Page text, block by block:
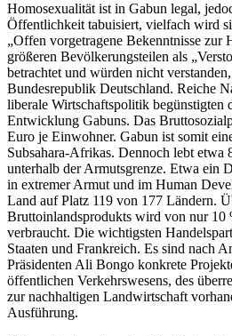
Homosexualität ist in Gabun legal,
Öffentlichkeit tabuisiert, vielfach wird
„Offen vorgetragene Bekenntnisse zur
größeren Bevölkerungsteilen als
betrachtet und würden nicht
Bundesrepublik Deutschland. Reiche
liberale Wirtschaftspolitik begünstigten
Entwicklung Gabuns. Das
Euro je Einwohner. Gabun ist somit
Subsahara-Afrikas. Dennoch lebt etwa
unterhalb der Armutsgrenze. Etwa ein
in extremer Armut und im Human
Land auf Platz 119 von 177 Ländern.
Bruttoinlandsprodukts wird von nur 10
verbraucht. Die wichtigsten
Staaten und Frankreich. Es sind nach
Präsidenten Ali Bongo konkrete
öffentlichen Verkehrswesens, des
zur nachhaltigen Landwirtschaft
Ausführung.